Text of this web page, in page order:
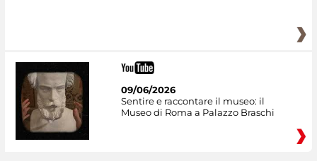
09/06/2026
Sentire e raccontare il museo: il
Museo di Roma a Palazzo Braschi